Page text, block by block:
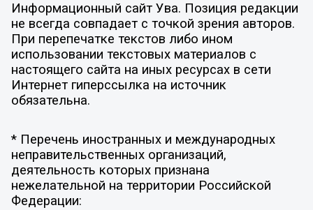
Информационный сайт Ува. Позиция редакции
не всегда совпадает с точкой зрения авторов.
При перепечатке текстов либо ином
использовании текстовых материалов с
настоящего сайта на иных ресурсах в сети
Интернет гиперссылка на источник
обязательна.
* Перечень иностранных и международных
неправительственных организаций,
деятельность которых признана
нежелательной на территории Российской
Федерации: